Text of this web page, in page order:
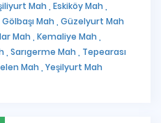
Mah , Eskiköy Mah ,
Gölbaşı Mah , Güzelyurt Mah
Mah , Kemaliye Mah ,
, Sarıgerme Mah , Tepearası
Mah , Yeşilyurt Mah